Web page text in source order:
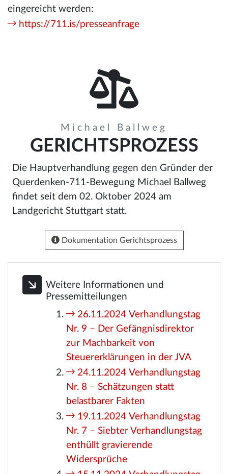
eingereicht werden:
https://711.is/presseanfrage
Michael Ballweg
GERICHTSPROZESS
Die Hauptverhandlung gegen den Gründer der
Querdenken-711-Bewegung Michael Ballweg
findet seit dem 02. Oktober 2024 am
Landgericht Stuttgart statt.
Dokumentation Gerichtsprozess
Weitere Informationen und
Pressemitteilungen
26.11.2024 Verhandlungstag
Nr. 9 – Der Gefängnisdirektor
zur Machbarkeit von
Steuererklärungen in der JVA
24.11.2024 Verhandlungstag
Nr. 8 – Schätzungen statt
belastbarer Fakten
19.11.2024 Verhandlungstag
Nr. 7 – Siebter Verhandlungstag
enthüllt gravierende
Widersprüche